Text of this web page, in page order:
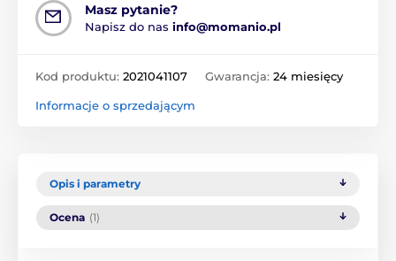
Masz pytanie?
Napisz do nas info@momanio.pl
Kod produktu: 2021041107 Gwarancja: 24 miesięcy
Informacje o sprzedającym
Opis i parametry
Ocena (1)